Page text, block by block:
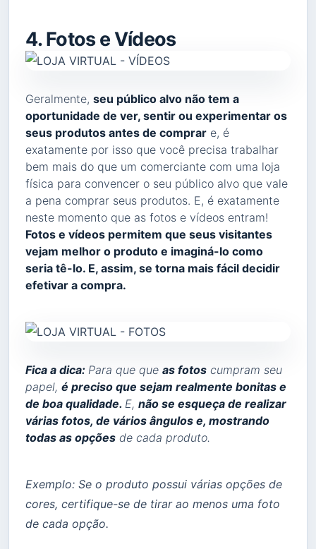
4. Fotos e Vídeos
Geralmente, seu público alvo não tem a
oportunidade de ver, sentir ou experimentar os
seus produtos antes de comprar e, é
exatamente por isso que você precisa trabalhar
bem mais do que um comerciante com uma loja
física para convencer o seu público alvo que vale
a pena comprar seus produtos. E, é exatamente
neste momento que as fotos e vídeos entram!
Fotos e vídeos permitem que seus visitantes
vejam melhor o produto e imaginá-lo como
seria tê-lo. E, assim, se torna mais fácil decidir
efetivar a compra.
Fica a dica: Para que que as fotos cumpram seu
papel, é preciso que sejam realmente bonitas e
de boa qualidade. E, não se esqueça de realizar
várias fotos, de vários ângulos e, mostrando
todas as opções de cada produto.
Exemplo: Se o produto possui várias opções de
cores, certifique-se de tirar ao menos uma foto
de cada opção.